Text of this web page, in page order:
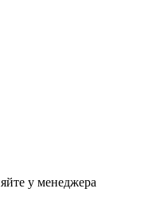
у менеджера